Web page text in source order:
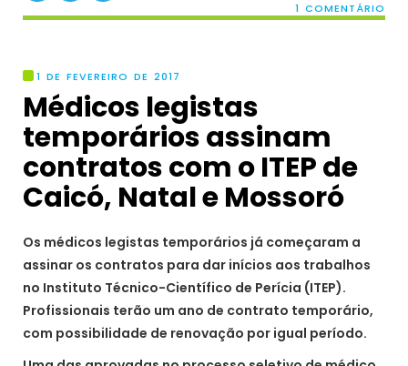
1 COMENTÁRIO
1 DE FEVEREIRO DE 2017
Médicos legistas
temporários assinam
contratos com o ITEP de
Caicó, Natal e Mossoró
Os médicos legistas temporários já começaram a
assinar os contratos para dar inícios aos trabalhos
no Instituto Técnico-Científico de Perícia (ITEP).
Profissionais terão um ano de contrato temporário,
com possibilidade de renovação por igual período.